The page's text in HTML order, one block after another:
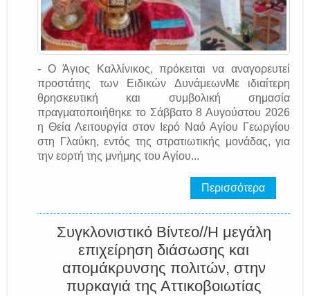
- Ο Άγιος Καλλίνικος, πρόκειται να αναγορευτεί
προστάτης των Ειδικών ΔυνάμεωνΜε ιδιαίτερη
θρησκευτική και συμβολική σημασία
πραγματοποιήθηκε το Σάββατο 8 Αυγούστου 2026
η Θεία Λειτουργία στον Ιερό Ναό Αγίου Γεωργίου
στη Γλαύκη, εντός της στρατιωτικής μονάδας, για
την εορτή της μνήμης του Αγίου...
Περισσότερα
Συγκλονιστικό Βίντεο//Η μεγάλη
επιχείρηση διάσωσης και
απομάκρυνσης πολιτών, στην
πυρκαγιά της Αττικοβοιωτίας